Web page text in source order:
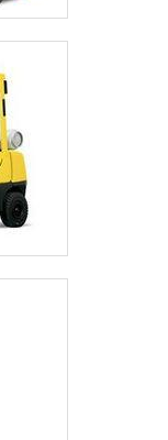
ter
são
à
de
de